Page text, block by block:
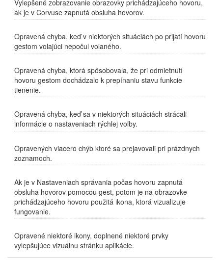
Vylepšené zobrazovanie obrazovky prichádzajúceho hovoru,
ak je v Corvuse zapnutá obsluha hovorov.
Opravená chyba, keď v niektorých situáciách po prijatí hovoru
gestom volajúci nepočul volaného.
Opravená chyba, ktorá spôsobovala, že pri odmietnutí
hovoru gestom dochádzalo k prepínaniu stavu funkcie
tienenie.
Opravená chyba, keď sa v niektorých situáciách strácali
informácie o nastaveniach rýchlej voľby.
Opravených viacero chýb ktoré sa prejavovali pri prázdnych
zoznamoch.
Ak je v Nastaveniach správania počas hovoru zapnutá
obsluha hovorov pomocou gest, potom je na obrazovke
prichádzajúceho hovoru použitá ikona, ktorá vizualizuje
fungovanie.
Opravené niektoré ikony, doplnené niektoré prvky
vylepšujúce vizuálnu stránku aplikácie.